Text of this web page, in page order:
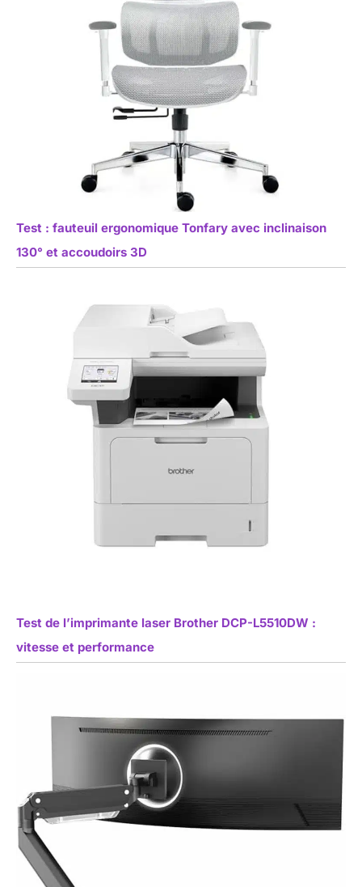
Test : fauteuil ergonomique Tonfary avec inclinaison
130° et accoudoirs 3D
Test de l’imprimante laser Brother DCP-L5510DW :
vitesse et performance